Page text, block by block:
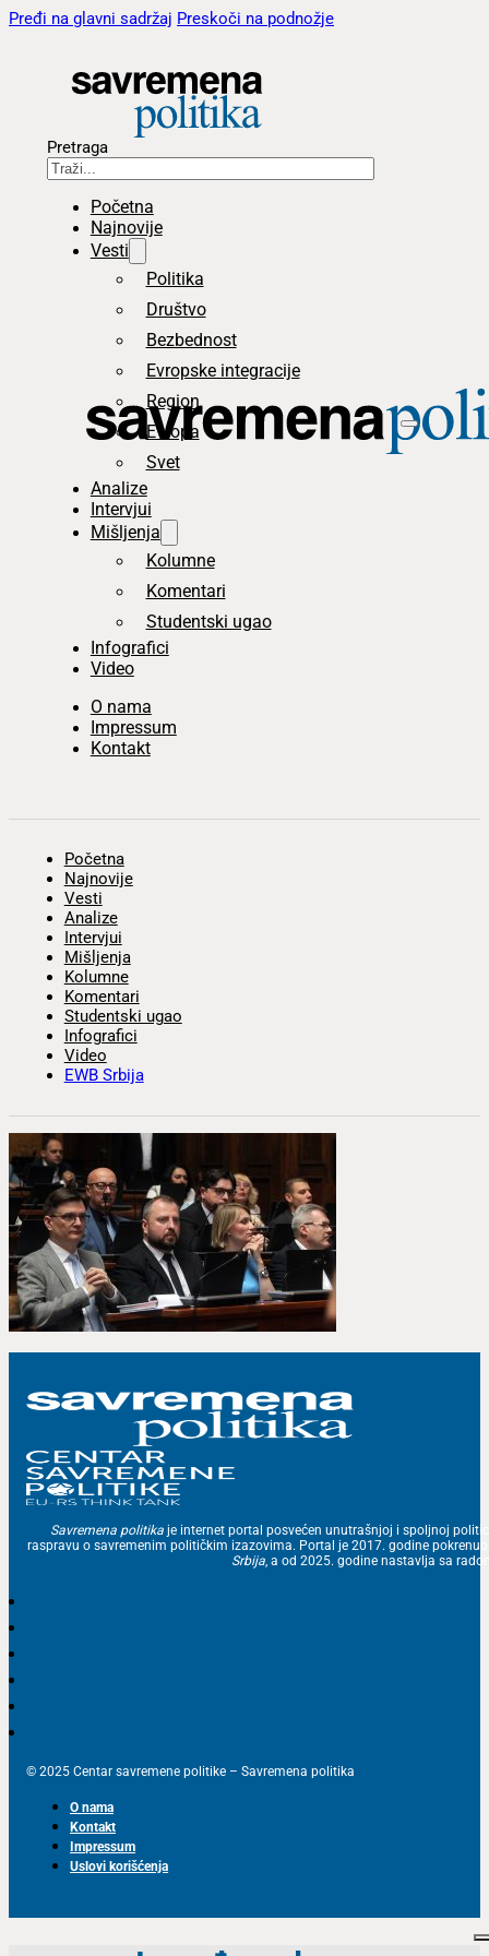
Pređi na glavni sadržaj Preskoči na podnožje
Pretraga
Početna
Najnovije
Vesti
Politika
Društvo
Bezbednost
Evropske integracije
Region
Evropa
Svet
Analize
Intervjui
Mišljenja
Kolumne
Komentari
Studentski ugao
Infografici
Video
O nama
Impressum
Kontakt
Početna
Najnovije
Vesti
Analize
Intervjui
Mišljenja
Kolumne
Komentari
Studentski ugao
Infografici
Video
EWB Srbija
Savremena politika je internet portal posvećen unutrašnjoj i spoljnoj
raspravu o savremenim političkim izazovima. Portal je 2017. godine
Srbija, a od 2025. godine nastavlja sa
© 2025 Centar savremene politike – Savremena politika
O nama
Kontakt
Impressum
Uslovi korišćenja